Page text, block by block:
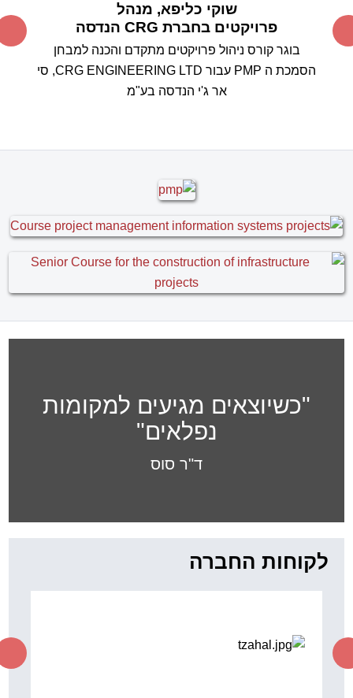
שוקי כליפא, מנהל
פרויקטים בחברת CRG הנדסה
בוגר קורס ניהול פרויקטים מתקדם והכנה למבחן
הסמכת ה PMP עבור CRG ENGINEERING LTD, סי
אר ג'י הנדסה בע"מ
"כשיוצאים מגיעים למקומות
נפלאים"
ד"ר סוס
לקוחות החברה